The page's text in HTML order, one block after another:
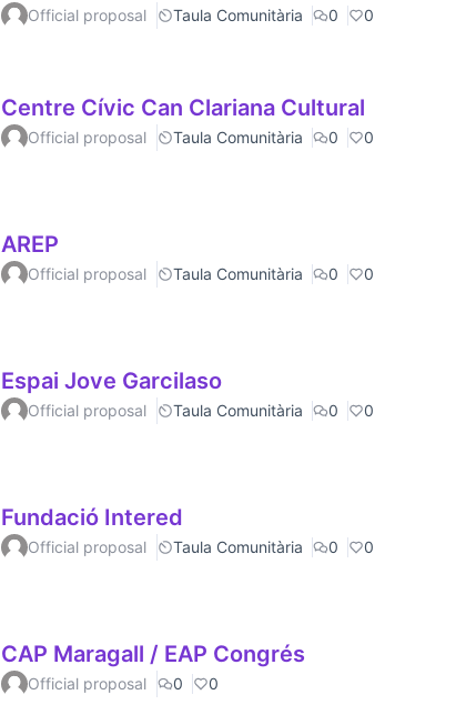
Official proposal Taula Comunitària 0 0
Centre Cívic Can Clariana Cultural
Official proposal Taula Comunitària 0 0
AREP
Official proposal Taula Comunitària 0 0
Espai Jove Garcilaso
Official proposal Taula Comunitària 0 0
Fundació Intered
Official proposal Taula Comunitària 0 0
CAP Maragall / EAP Congrés
Official proposal 0 0